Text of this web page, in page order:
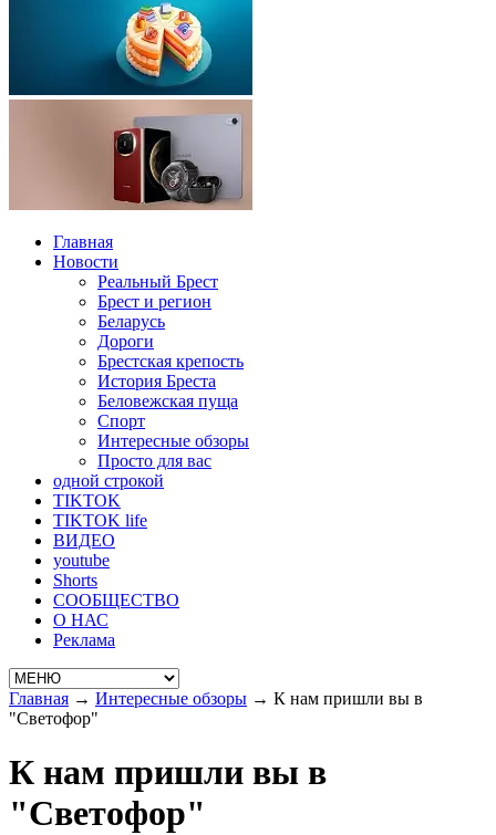
Главная
Новости
Реальный Брест
Брест и регион
Беларусь
Дороги
Брестская крепость
История Бреста
Беловежская пуща
Спорт
Интересные обзоры
Просто для вас
одной строкой
TIKTOK
TIKTOK life
ВИДЕО
youtube
Shorts
СООБЩЕСТВО
О НАС
Реклама
Главная → Интересные обзоры → К нам пришли вы в
"Светофор"
К нам пришли вы в
"Светофор"